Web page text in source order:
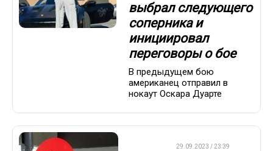
выбрал следующего
соперника и
инициировал
переговоры о бое
В предыдущем бою
американец отправил в
нокаут Оскара Дуарте
29.09.2023 / 23:39